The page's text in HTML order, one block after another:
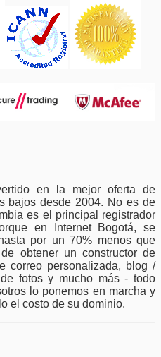
en la mejor oferta de
bajos desde 2004. No es de
es el principal registrador
en Internet Bogotá, se
por un 70% menos que
obtener un constructor de
correo personalizada, blog /
fotos y mucho más - todo
lo ponemos en marcha y
el costo de su dominio.